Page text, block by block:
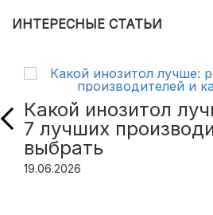
ИНТЕРЕСНЫЕ СТАТЬИ
Какой инозитол
7 лучших
выбрать
19.06.2026